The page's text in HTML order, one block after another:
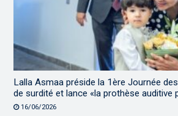
Lalla Asmaa préside la 1ère Journée
de surdité et lance «la prothèse auditive
16/06/2026